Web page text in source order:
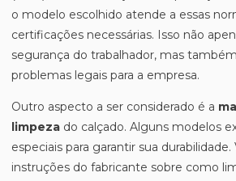
o modelo escolhido atende a essas
certificações necessárias. Isso não
segurança do trabalhador, mas
problemas legais para a empresa.
Outro aspecto a ser considerado é a
limpeza do calçado. Alguns modelos
especiais para garantir sua durabilidade.
instruções do fabricante sobre como